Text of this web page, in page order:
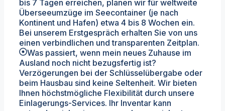
bis 7 Tagen erreichen, planen wir für weltweite
Überseeumzüge im Seecontainer (je nach
Kontinent und Hafen) etwa 4 bis 8 Wochen ein.
Bei unserem Erstgespräch erhalten Sie von uns
einen verbindlichen und transparenten Zeitplan.
Was passiert, wenn mein neues Zuhause im
Ausland noch nicht bezugsfertig ist?
Verzögerungen bei der Schlüsselübergabe oder
beim Hausbau sind keine Seltenheit. Wir bieten
Ihnen höchstmögliche Flexibilität durch unsere
Einlagerungs-Services. Ihr Inventar kann